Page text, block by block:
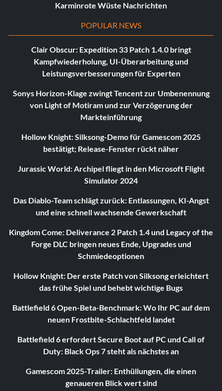
Karminrote Wüste Nachrichten
POPULAR NEWS
Clair Obscur: Expedition 33 Patch 1.4.0 bringt
Kampfwiederholung, UI-Überarbeitung und
Leistungsverbesserungen für Experten
Sonys Horizon-Klage zwingt Tencent zur Umbenennung
von Light of Motiram und zur Verzögerung der
Markteinführung
Hollow Knight: Silksong-Demo für Gamescom 2025
bestätigt; Release-Fenster rückt näher
Jurassic World: Archipel fliegt in den Microsoft Flight
Simulator 2024
Das Diablo-Team schlägt zurück: Entlassungen, KI-Angst
und eine schnell wachsende Gewerkschaft
Kingdom Come: Deliverance 2 Patch 1.4 und Legacy of the
Forge DLC bringen neues Ende, Upgrades und
Schmiedeoptionen
Hollow Knight: Der erste Patch von Silksong erleichtert
das frühe Spiel und behebt wichtige Bugs
Battlefield 6 Open-Beta-Benchmark: Wo Ihr PC auf dem
neuen Frostbite-Schlachtfeld landet
Battlefield 6 erfordert Secure Boot auf PC und Call of
Duty: Black Ops 7 steht als nächstes an
Gamescom 2025-Trailer: Enthüllungen, die einen
genaueren Blick wert sind